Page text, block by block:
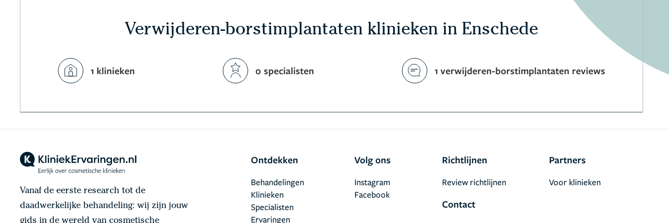
Verwijderen-borstimplantaten klinieken in Enschede
1 klinieken 0 specialisten 1 verwijderen-borstimplantaten reviews
Vanaf de eerste research tot de
daadwerkelijke behandeling: wij zijn jouw
gids in de wereld van cosmetische
Ontdekken
Behandelingen
Klinieken
Specialisten
Ervaringen
Volg ons
Facebook
Instagram
Richtlijnen
Review richtlijnen
Contact
Partners
Voor klinieken